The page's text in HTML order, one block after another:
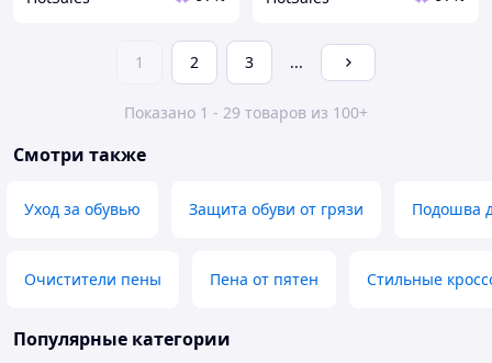
1 2 3 ...
Показано 1 - 29 товаров из 100+
Смотри также
Уход за обувью Защита обуви от грязи Подошва
Очистители пены Пена от пятен Стильные
Популярные категории